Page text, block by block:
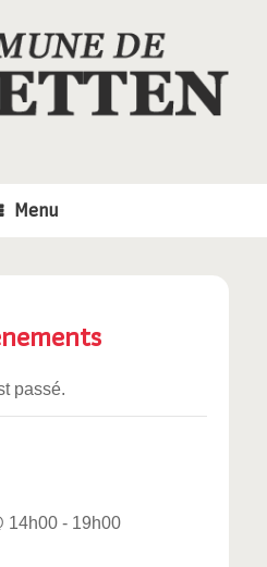
Menu
passé.
14h00 - 19h00